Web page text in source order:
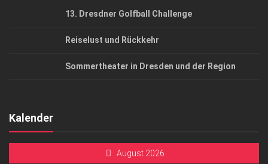
13. Dresdner Golfball Challenge
Reiselust und Rückkehr
Sommertheater in Dresden und der Region
Kalender
August 2026